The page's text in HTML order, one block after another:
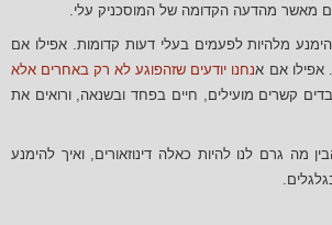
מאשר מהדעה הקדומה של המוסכניק עלי.
מלהיות לפעמים בעלי דעות קדומות. אפילו אם
אפילו אם אנחנו יודעים שזהפוגע לא רק באחרים אלא
קשרים מועילים, חיים בפחד ובשנאה, ורואים את
מה גרם לנו להיות כאלה דינוזאורים, ואיך להימנע